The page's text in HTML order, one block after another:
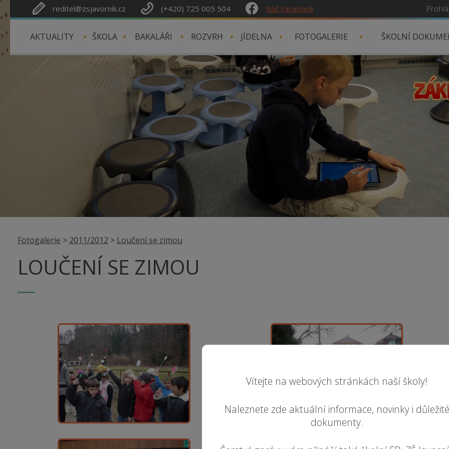
Vítejte na webových stránkách naší školy!
Naleznete zde aktuální informace, novinky i důležité
dokumenty.
reditel@zsjavornik.cz (+420) 725 005 504 Náš Facebook
AKTUALITY ŠKOLA BAKALÁŘI ROZVRH JÍDELNA FOTOGALERIE ŠKOLNÍ
Fotogalerie > 2011/2012 > Loučení se zimou
LOUČENÍ SE ZIMOU